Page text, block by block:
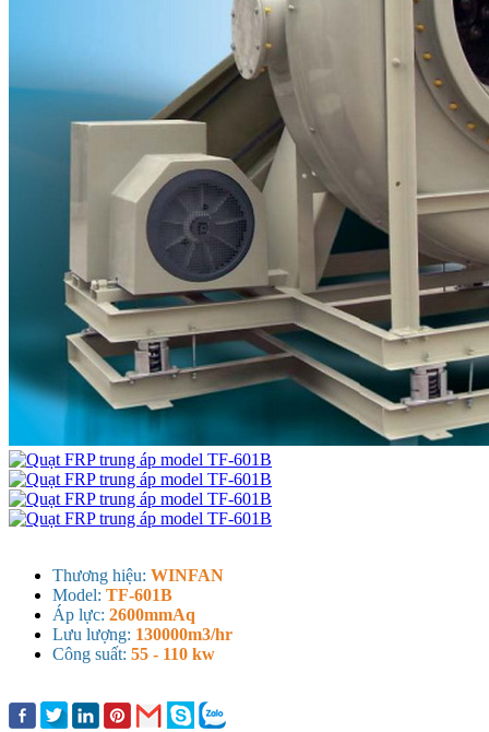
Thương hiệu: WINFAN
Model: TF-601B
Áp lực: 2600mmAq
Lưu lượng: 130000m3/hr
Công suất: 55 - 110 kw